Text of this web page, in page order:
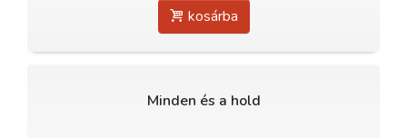
kosárba
Minden és a hold